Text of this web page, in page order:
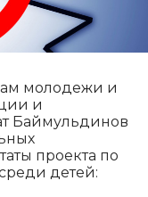
молодежи и
и
Баймульдинов
проекта по
детей: